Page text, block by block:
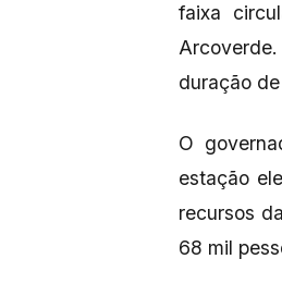
faixa
duração
O
estação
recursos
68 mil